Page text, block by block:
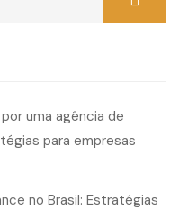
uma agência de
para empresas
no Brasil: Estratégias